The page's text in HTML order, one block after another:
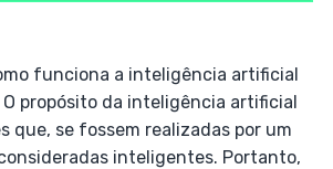
funciona a inteligência artificial
O propósito da inteligência artificial
que, se fossem realizadas por um
inteligentes. Portanto,